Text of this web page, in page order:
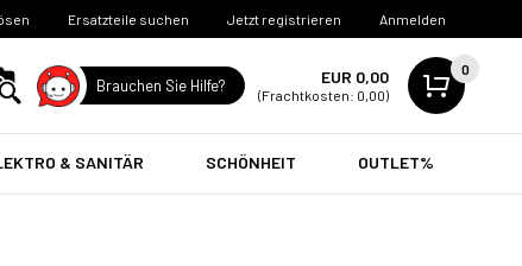
Ersatzteile suchen Jetzt registrieren Anmelden
Brauchen Sie Hilfe? EUR 0,00
(Frachtkosten: 0,00)
0
& SANITÄR SCHÖNHEIT OUTLET%